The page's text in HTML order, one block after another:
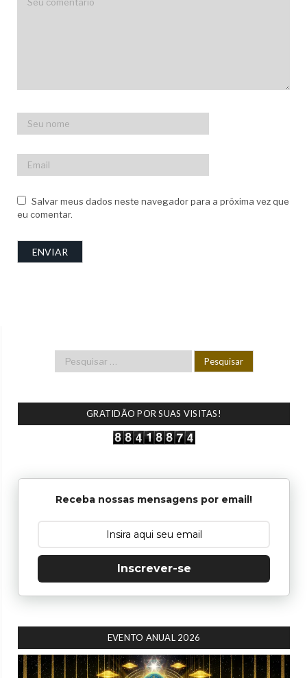
Salvar meus dados neste navegador para a próxima vez que
eu comentar.
GRATIDÃO POR SUAS VISITAS!
Receba nossas mensagens por email!
Inscrever-se
EVENTO ANUAL 2026